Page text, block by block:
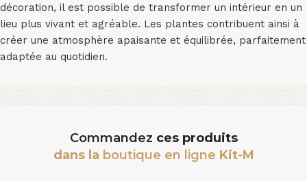
décoration, il est possible de transformer un intérieur en un
lieu plus vivant et agréable. Les plantes contribuent ainsi à
créer une atmosphère apaisante et équilibrée, parfaitement
adaptée au quotidien.
Commandez ces produits
dans la boutique en ligne Kit-M